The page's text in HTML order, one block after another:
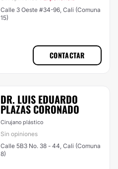
Calle 3 Oeste #34-96, Cali (Comuna
15)
CONTACTAR
DR. LUIS EDUARDO
PLAZAS CORONADO
Cirujano plástico
Sin opiniones
Calle 5B3 No. 38 - 44, Cali (Comuna
8)